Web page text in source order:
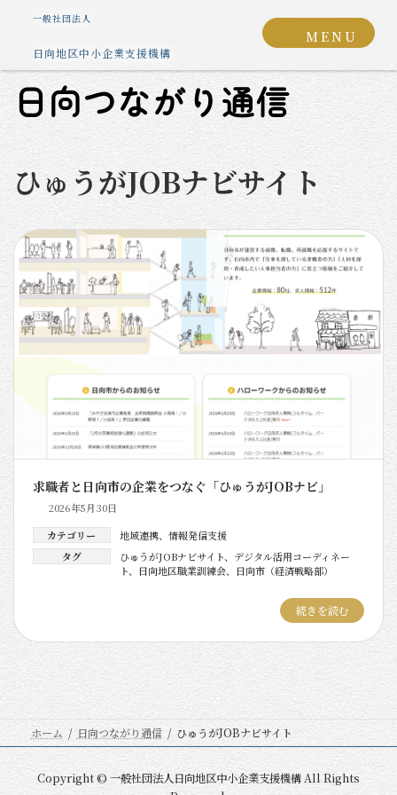
ン
ツ
へ
キ
ッ
プ
ー
シ
ョ
に
移
動
一般社団法人
日向地区中小企業支援機構
グ
ー
プ
リ
ク
MENU
日向つながり通信
ひゅうがJOBナビサイト
求職者と日向市の企業をつなぐ「ひゅうがJOBナビ」
2026年5月30日
カテゴリー
地域連携、 情報発信支援
タグ
ひゅうがJOBナビサイト、 デジタル活用コーディネー
ト、 日向地区職業訓練会、 日向市（経済戦略部）
続きを読む
ホーム 日向つながり通信 ひゅうがJOBナビサイト
Copyright © 一般社団法人日向地区中小企業支援機構 All Rights